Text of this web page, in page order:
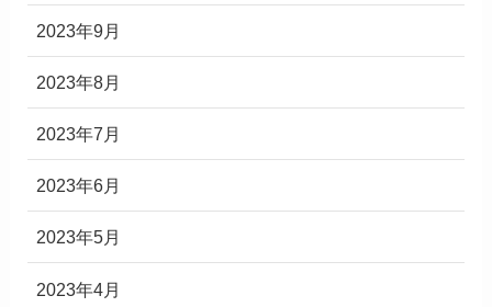
2023年9月
2023年8月
2023年7月
2023年6月
2023年5月
2023年4月